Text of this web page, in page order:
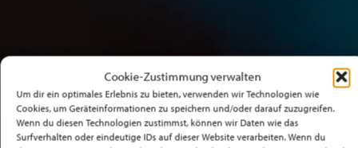
Cookie-Zustimmung verwalten
Um dir ein optimales Erlebnis zu bieten, verwenden wir Technologien wie
Cookies, um Geräteinformationen zu speichern und/oder darauf zuzugreifen.
Wenn du diesen Technologien zustimmst, können wir Daten wie das
Surfverhalten oder eindeutige IDs auf dieser Website verarbeiten. Wenn du